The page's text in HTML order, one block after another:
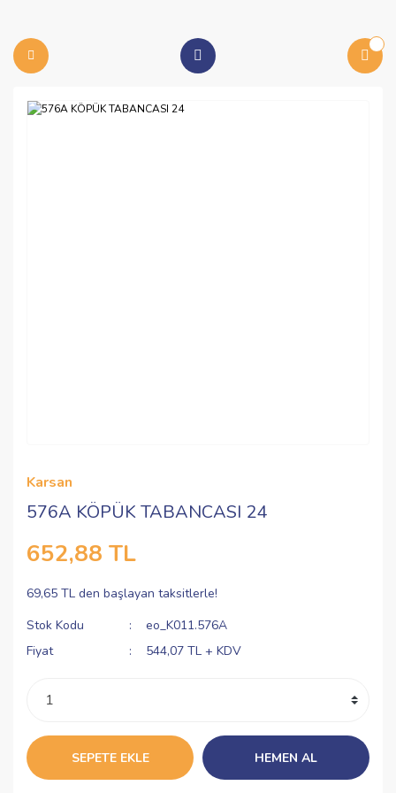
Karsan
576A KÖPÜK TABANCASI 24
652,88 TL
69,65 TL den başlayan taksitlerle!
Stok Kodu
eo_K011.576A
Fiyat
544,07 TL + KDV
SEPETE EKLE HEMEN AL